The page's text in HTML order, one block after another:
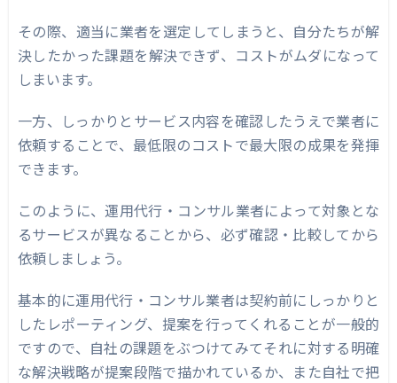
その際、適当に業者を選定してしまうと、自分たちが解
決したかった課題を解決できず、コストがムダになって
しまいます。
一方、しっかりとサービス内容を確認したうえで業者に
依頼することで、最低限のコストで最大限の成果を発揮
できます。
このように、運用代行・コンサル業者によって対象とな
るサービスが異なることから、必ず確認・比較してから
依頼しましょう。
基本的に運用代行・コンサル業者は契約前にしっかりと
したレポーティング、提案を行ってくれることが一般的
ですので、自社の課題をぶつけてみてそれに対する明確
な解決戦略が提案段階で描かれているか、また自社で把